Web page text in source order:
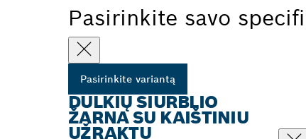
Pasirinkite savo
Pasirinkite variantą
DULKIŲ SIURBLIO
ŽARNA SU KAIŠTINIU
UŽRAKTU